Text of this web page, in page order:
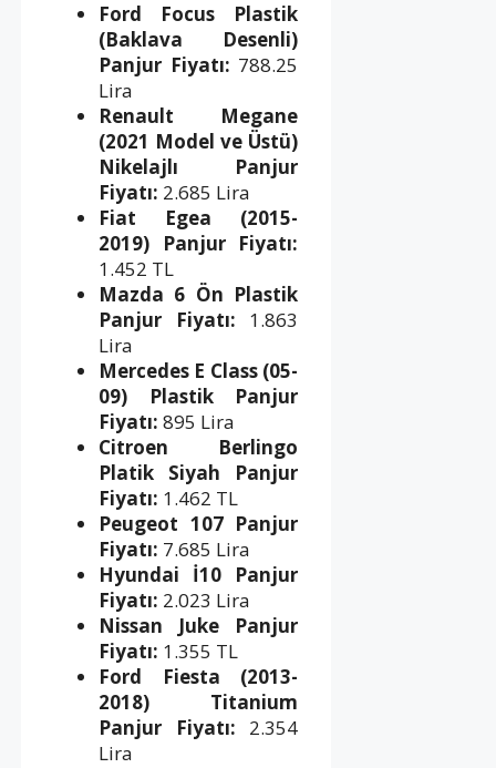
Ford Focus Plastik
(Baklava Desenli)
Panjur Fiyatı: 788.25
Lira
Renault Megane
(2021 Model ve Üstü)
Nikelajlı Panjur
Fiyatı: 2.685 Lira
Fiat Egea (2015-
2019) Panjur Fiyatı:
1.452 TL
Mazda 6 Ön Plastik
Panjur Fiyatı: 1.863
Lira
Mercedes E Class (05-
09) Plastik Panjur
Fiyatı: 895 Lira
Citroen Berlingo
Platik Siyah Panjur
Fiyatı: 1.462 TL
Peugeot 107 Panjur
Fiyatı: 7.685 Lira
Hyundai İ10 Panjur
Fiyatı: 2.023 Lira
Nissan Juke Panjur
Fiyatı: 1.355 TL
Ford Fiesta (2013-
2018) Titanium
Panjur Fiyatı: 2.354
Lira